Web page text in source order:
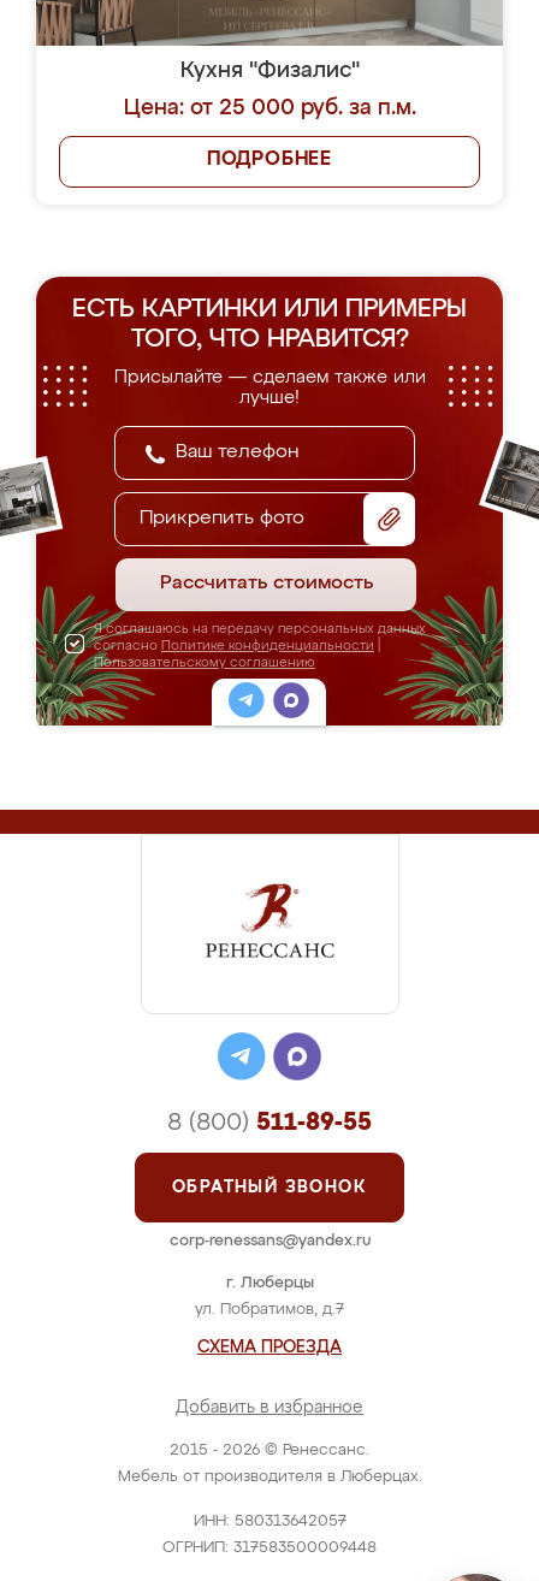
Кухня "Физалис"
Цена: от 25 000 руб. за п.м.
ПОДРОБНЕЕ
ЕСТЬ КАРТИНКИ ИЛИ ПРИМЕРЫ
ТОГО, ЧТО НРАВИТСЯ?
Присылайте — сделаем также или
лучше!
Прикрепить фото
Рассчитать стоимость
Я соглашаюсь на передачу персональных данных
согласно Политике конфиденциальности
Пользовательскому соглашению
2015 - 2026 © Ренессанс.
Мебель от производителя в Люберцах.
ИНН: 580313642057
ОГРНИП: 317583500009448
г. Люберцы
ул. Побратимов, д.7
СХЕМА ПРОЕЗДА
Добавить в избранное
8 (800) 511-89-55
ОБРАТНЫЙ ЗВОНОК
corp-renessans@yandex.ru